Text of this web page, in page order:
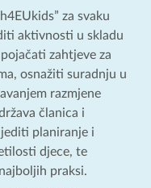
za svaku
aktivnosti u skladu
zahtjeve za
osnažiti suradnju u
razmjene
članica i
planiranje i
djece, te
praksi.